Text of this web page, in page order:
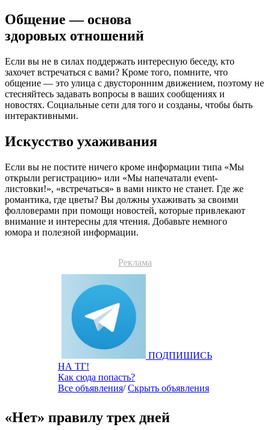
Общение — основа
здоровых отношений
Если вы не в силах поддержать интересную беседу, кто
захочет встречаться с вами? Кроме того, помните, что
общение — это улица с двусторонним движением, поэтому не
стесняйтесь задавать вопросы в ваших сообщениях и
новостях. Социальные сети для того и созданы, чтобы быть
интерактивными.
Искусство ухаживания
Если вы не постите ничего кроме информации типа «Мы
открыли регистрацию» или «Мы напечатали event-
листовки!», «встречаться» в вами никто не станет. Где же
романтика, где цветы? Вы должны ухаживать за своими
фолловерами при помощи новостей, которые привлекают
внимание и интересны для чтения. Добавьте немного
юмора и полезной информации.
Реклама
ПОДПИШИСЬ
НА ТГ!
Как сюда попасть?
Все объявления/Скрыть объявления
«Нет» правилу трех дней